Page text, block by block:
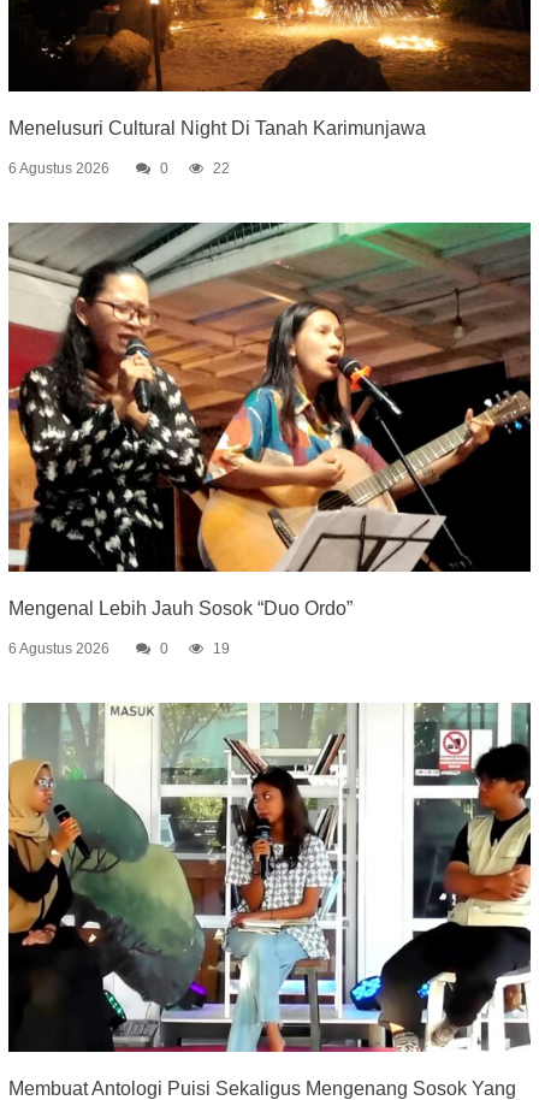
Menelusuri Cultural Night Di Tanah Karimunjawa
6 Agustus 2026 0 22
Mengenal Lebih Jauh Sosok “Duo Ordo”
6 Agustus 2026 0 19
Membuat Antologi Puisi Sekaligus Mengenang Sosok Yang